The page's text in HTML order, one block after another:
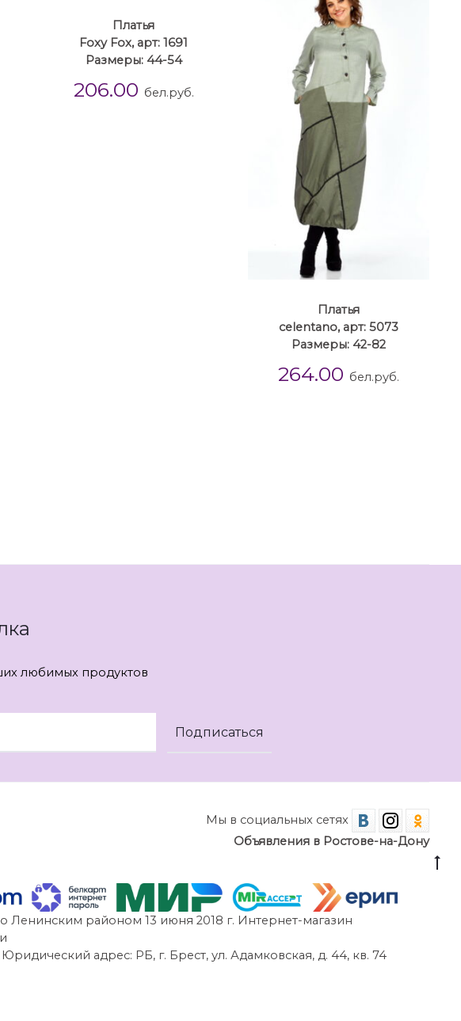
Платья
Foxy Fox, арт: 1691
Размеры: 44-54
206.00 бел.руб.
Платья
celentano, арт: 5073
Размеры: 42-82
264.00 бел.руб.
любимых продуктов
Мы в социальных сетях
Объявления в Ростове-на-Дону
Ленинским районом 13 июня 2018 г. Интернет-магазин
адрес: РБ, г. Брест, ул. Адамковская, д. 44, кв. 74